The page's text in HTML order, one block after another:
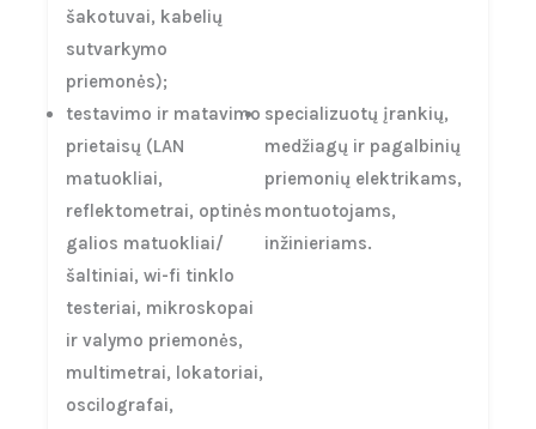
šakotuvai, kabelių
sutvarkymo
priemonės);
testavimo ir matavimo
prietaisų (LAN
matuokliai,
reflektometrai, optinės
galios matuokliai/
šaltiniai, wi-fi tinklo
testeriai, mikroskopai
ir valymo priemonės,
multimetrai, lokatoriai,
oscilografai,
specializuotų įrankių,
medžiagų ir pagalbinių
priemonių elektrikams,
montuotojams,
inžinieriams.